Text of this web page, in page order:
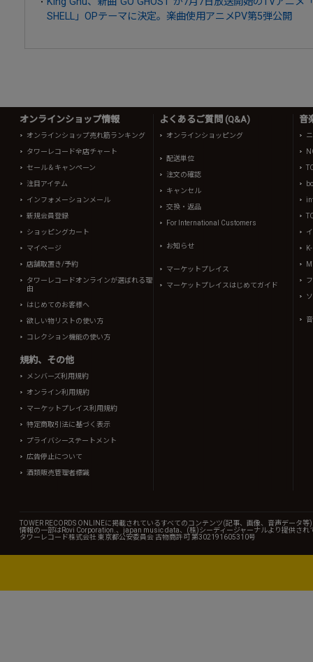
SHELL」OPテーマに決定。楽曲使用アニメPV第5弾公開
オンラインショップ情報
オンラインショップ売れ筋ランキング
タワーレコード全店チャート
セール＆キャンペーン
注目アイテム
インフォメーションメール
新規会員登録
ショッピングカート
マイページ
店舗取置き/予約
タワーレコードオンラインが選ばれる理
由
はじめてのお客様へ
欲しい物リストの使い方
コレクション機能の使い方
規約、その他
メンバーズ利用規約
オンライン利用規約
マーケットプレイス利用規約
特定商取引法に基づく表示
プライバシーステートメント
広告停止について
酒類販売管理者標識
よくあるご質問 (Q&A)
オンラインショッピング
配送単位
注文の確認
キャンセル
交換・返品
For International Customers
お知らせ
マーケットプレイス
マーケットプレイスはじめてガイド
音
TOWER RECORDS ONLINEに掲載されているすべてのコンテンツ(記事、画像、音声データ
情報の一部はRovi Corporation.、japan music data、(株)シーディージャーナルより提供され
タワーレコード株式会社 東京都公安委員会 古物商許可 第302191605310号